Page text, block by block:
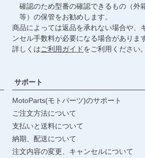
確認のため型番の確認できるもの（外
等）の保管をお勧めします。
商品によっては返品を承れない場合や、
ンセル手数料が必要になる場合がありま
詳しくはご利用ガイドをご利用ください。
サポート
MotoParts(モトパーツ)のサポート
ご注文方法について
支払いと送料について
納期、配送について
注文内容の変更、キャンセルについて